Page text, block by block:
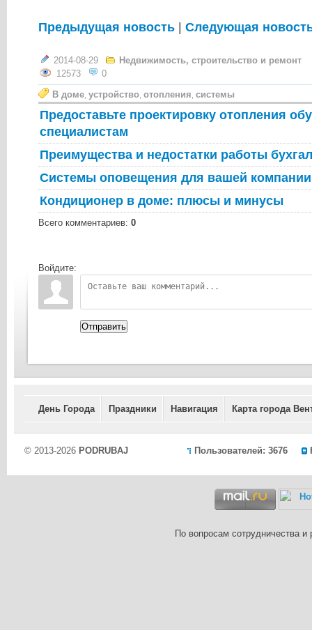
Предыдущая новость | Следующая
2014-08-29
Недвижимость, строительство и ремонт
12573
0
В доме устройство отопления системы
Предоставьте проектировку отопления
специалистам
Преимущества и недостатки работы
Системы оповещения для вашей компании
Кондиционер в доме: плюсы и минусы
Всего комментариев: 0
Войдите:
Отправить
День Города Праздники Навигация Карта города
Пользователей: 3676
© 2013-2026 PODRUBAJ
По вопросам сотрудничества